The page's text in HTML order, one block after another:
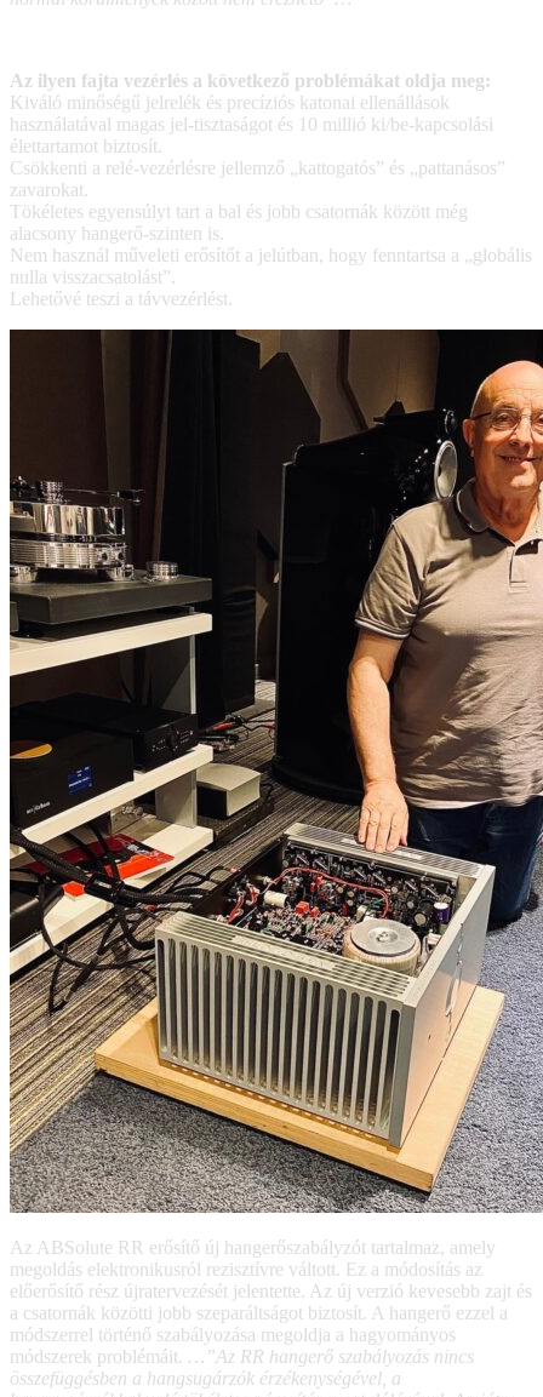
Az ilyen fajta vezérlés a következő problémákat oldja meg:
Kiváló minőségű jelrelék és precíziós katonai ellenállások
használatával magas jel-tisztaságot és 10 millió ki/be-kapcsolási
élettartamot biztosít.
Csökkenti a relé-vezérlésre jellemző „kattogatós” és „pattanásos”
zavarokat.
Tökéletes egyensúlyt tart a bal és jobb csatornák között még
alacsony hangerő-szinten is.
Nem használ műveleti erősítőt a jelútban, hogy fenntartsa a „globális
nulla visszacsatolást”.
Lehetővé teszi a távvezérlést.
Az ABSolute RR erősítő új hangerőszabályzót tartalmaz, amely
megoldás elektronikusról rezisztívre váltott. Ez a módosítás az
előerősítő rész újratervezését jelentette. Az új verzió kevesebb zajt és
a csatornák közötti jobb szeparáltságot biztosít. A hangerő ezzel a
módszerrel történő szabályozása megoldja a hagyományos
módszerek problémáit. …”Az RR hangerő szabályozás nincs
összefüggésben a hangsugárzók érzékenységével, a